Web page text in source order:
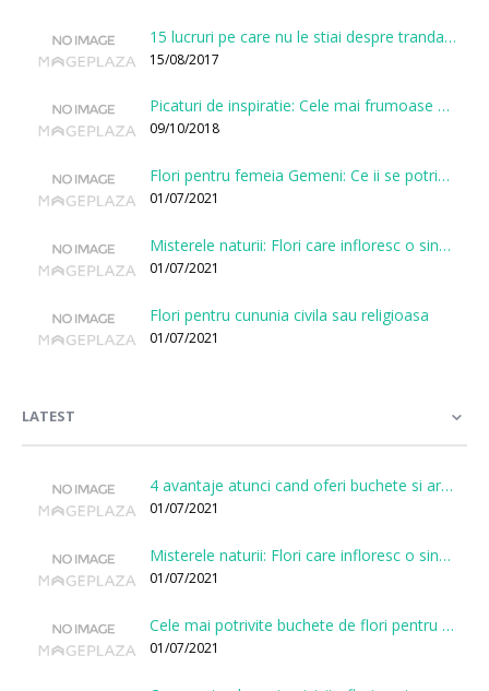
15 lucruri pe care nu le stiai despre trandafiri
15/08/2017
Picaturi de inspiratie: Cele mai frumoase citate despre flori
09/10/2018
Flori pentru femeia Gemeni: Ce ii se potriveste, ce ii poarta noroc si ce o caracterizeaza?
01/07/2021
Misterele naturii: Flori care infloresc o singura data la cateva sute de ani
01/07/2021
Flori pentru cununia civila sau religioasa
01/07/2021
LATEST
4 avantaje atunci cand oferi buchete si aranjamente printr-o florarie online
01/07/2021
Misterele naturii: Flori care infloresc o singura data la cateva sute de ani
01/07/2021
Cele mai potrivite buchete de flori pentru onomastici
01/07/2021